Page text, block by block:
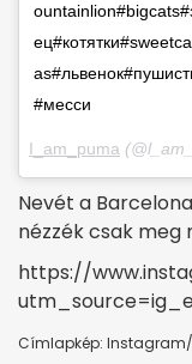
#месси
I_am_puma
Nevét a
nézzék csak meg
https://
Címlapkép: